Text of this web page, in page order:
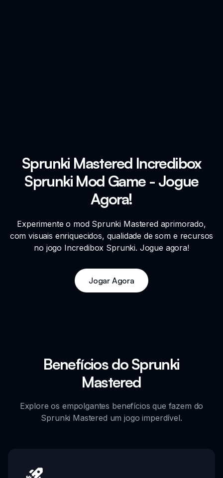
Sprunki Mastered Incredibox
Sprunki Mod Game - Jogue
Agora!
Experimente o mod Sprunki Mastered aprimorado,
com visuais enriquecidos, qualidade de som e recursos
no jogo Incredibox Sprunki. Jogue agora!
Jogar Agora
Benefícios do Sprunki
Mastered
Explore os empolgantes benefícios que fazem do
Sprunki Mastered um jogo imperdível.